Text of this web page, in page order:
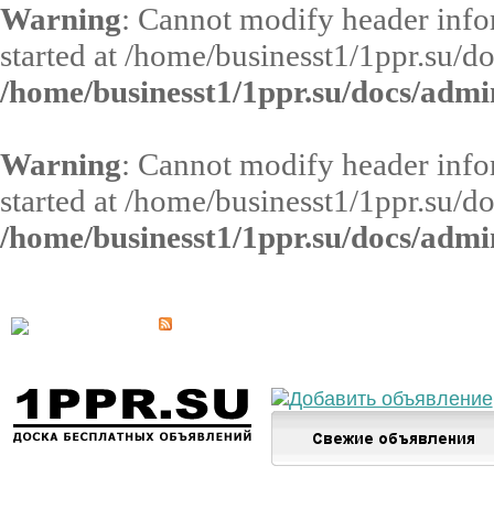
Warning: Cannot modify header
started at /home/businesst1/1ppr.su/
/home/businesst1/1ppr.su/docs/
Warning: Cannot modify header
started at /home/businesst1/1ppr.su/
/home/businesst1/1ppr.su/docs/